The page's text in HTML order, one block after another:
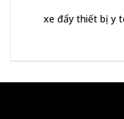
xe đẩy thiết bị y